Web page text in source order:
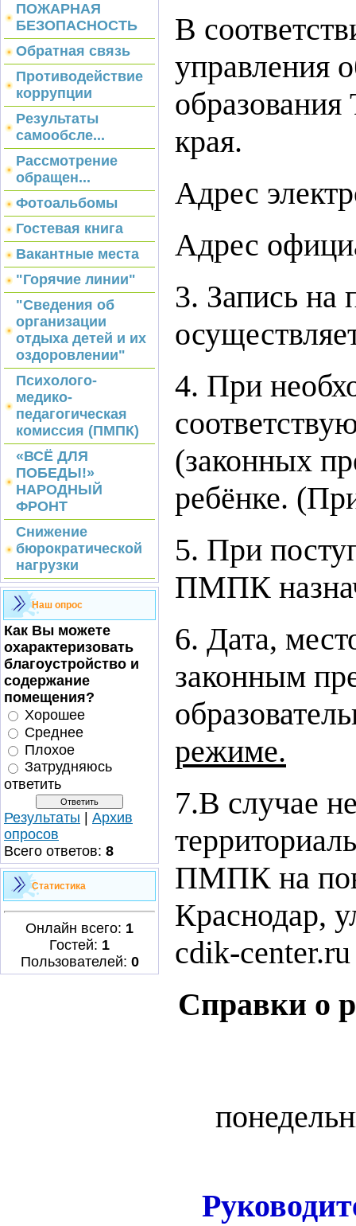
ПОЖАРНАЯ
БЕЗОПАСНОСТЬ
Обратная связь
Противодействие
коррупции
Результаты
самообсле...
Рассмотрение
обращен...
Фотоальбомы
Гостевая книга
Вакантные места
"Горячие линии"
"Сведения об
организации
отдыха детей и их
оздоровлении"
Психолого-
медико-
педагогическая
комиссия (ПМПК)
«ВСЁ ДЛЯ
ПОБЕДЫ!»
НАРОДНЫЙ
ФРОНТ
Снижение
бюрократической
нагрузки
Наш опрос
Как Вы можете
охарактеризовать
благоустройство и
содержание
помещения?
Хорошее
Среднее
Плохое
Затрудняюсь
ответить
Результаты | Архив
опросов
Всего ответов: 8
Статистика
Онлайн всего: 1
Гостей: 1
Пользователей: 0
В
управления
края.
Адрес
Адрес
3. Запись на
4. При
(законных
ребёнке.
5. При
ПМПК
6. Дата,
законным
режиме.
7.В случае
ПМПК на
Краснодар,
cdik-center.ru
Справки о